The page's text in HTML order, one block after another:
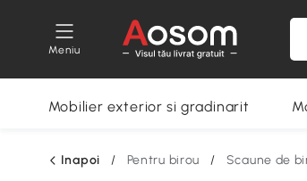
Meniu
Mobilier exterior si gradinarit
Inapoi / Pentru birou / Scaune de